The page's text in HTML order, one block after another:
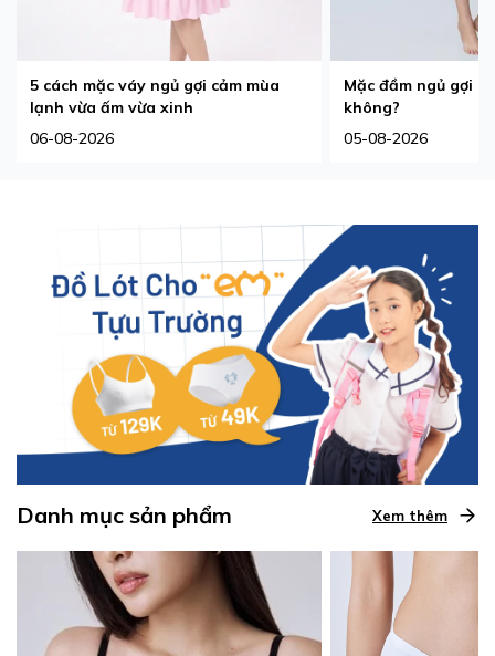
5 cách mặc váy ngủ gợi cảm mùa
lạnh vừa ấm vừa xinh
06-08-2026
Mặc đầm ngủ gợi
không?
05-08-2026
Danh mục sản phẩm Xem thêm